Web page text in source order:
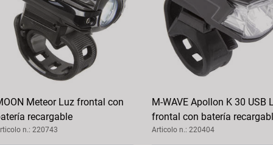
Meteor Luz frontal con
recargable
n.: 220743
M-WAVE Apollon K 30 USB
frontal con batería
Articolo n.: 220404